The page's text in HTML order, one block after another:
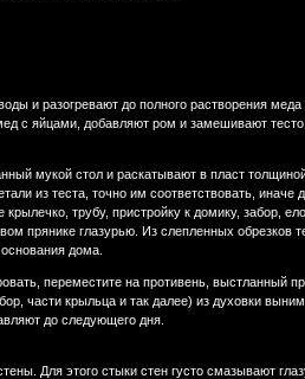
и разогревают до полного растворения
с яйцами, добавляют ром и замешивают
мукой стол и раскатывают в пласт
из теста, точно им соответствовать,
трубу, пристройку к домику, забор,
прянике глазурью. Из слепленных
дома.
переместите на противень, выстланный
части крыльца и так далее) из духовки
до следующего дня.
Для этого стыки стен густо смазывают